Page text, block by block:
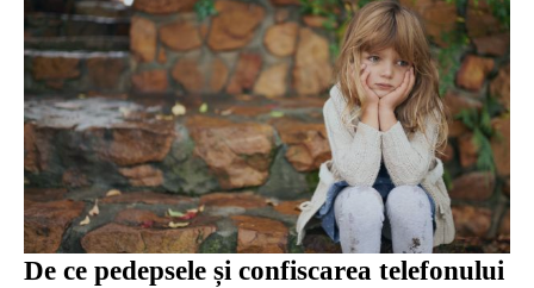
De ce pedepsele și confiscarea telefonului